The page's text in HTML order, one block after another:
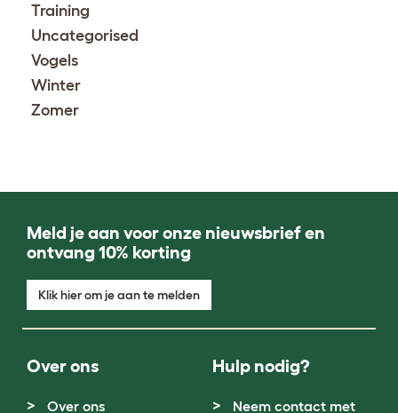
Training
Uncategorised
Vogels
Winter
Zomer
Meld je aan voor onze nieuwsbrief en
ontvang 10% korting
Klik hier om je aan te melden
Over ons
Over ons
Hulp nodig?
Neem contact met